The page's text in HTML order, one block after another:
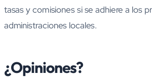
tasas y comisiones si se adhiere a los
administraciones locales.
¿Opiniones?